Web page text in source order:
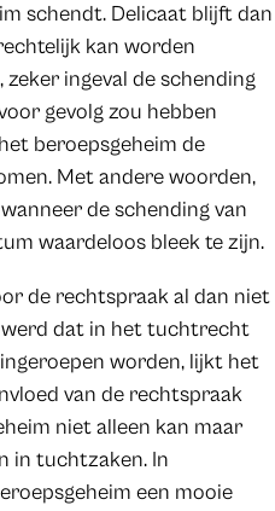
schendt. Delicaat blijft dan
kan worden
ingeval de schending
gevolg zou hebben
beroepsgeheim de
Met andere woorden,
de schending van
waardeloos bleek te zijn.
de rechtspraak al dan niet
dat in het tuchtrecht
worden, lijkt het
van de rechtspraak
niet alleen kan maar
in tuchtzaken. In
een mooie